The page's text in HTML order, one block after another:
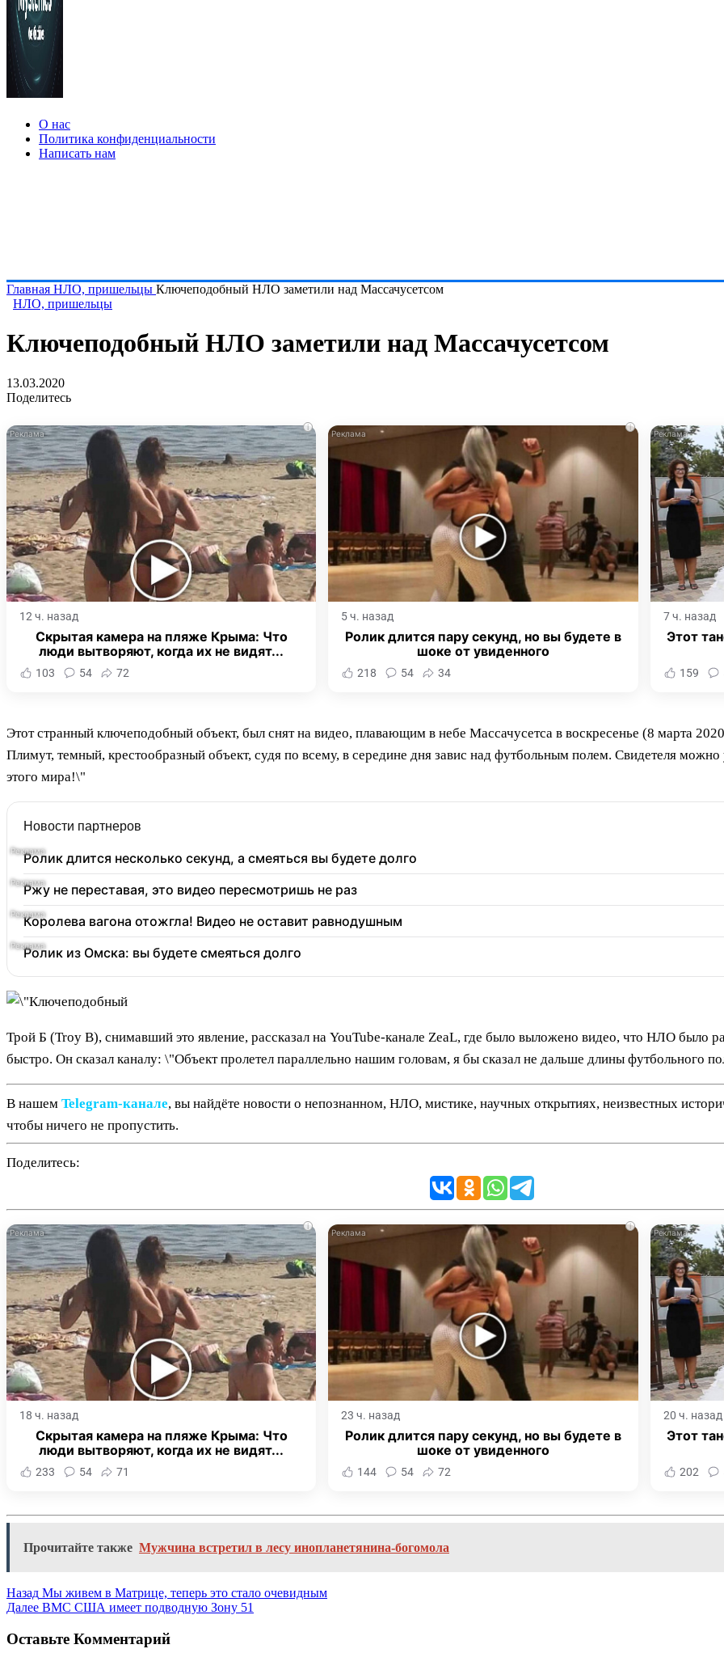
О нас
Политика конфиденциальности
Написать нам
Главная НЛО, пришельцы Ключеподобный НЛО заметили над Массачусетсом
НЛО, пришельцы
Ключеподобный НЛО заметили над Массачусетсом
13.03.2020
Поделитесь
i
12 ч. назад
Скрытая камера на пляже Крыма: Что
люди вытворяют, когда их не видят...
103 54 72
i
5 ч. назад
Ролик длится пару секунд, но вы будете в
шоке от увиденного
218 54 34
7 ч. назад
Этот
159
Этот странный ключеподобный объект, был снят на видео, плавающим в небе Массачусетса в воскресенье (8 марта
Плимут, темный, крестообразный объект, судя по всему, в середине дня завис над футбольным полем. Свидетеля
этого мира!\"
Новости партнеров
Ролик длится несколько секунд, а смеяться вы будете долго
Ржу не переставая, это видео пересмотришь не раз
Королева вагона отожгла! Видео не оставит равнодушным
Ролик из Омска: вы будете смеяться долго
Трой Б (Troy B), снимавший это явление, рассказал на YouTube-канале ZeaL, где было выложено видео, что НЛО было
быстро. Он сказал каналу: \"Объект пролетел параллельно нашим головам, я бы сказал не дальше длины футбольного
В нашем Telegram‑канале, вы найдёте новости о непознанном, НЛО, мистике, научных открытиях, неизвестных
чтобы ничего не пропустить.
Поделитесь:
i
18 ч. назад
Скрытая камера на пляже Крыма: Что
люди вытворяют, когда их не видят...
233 54 71
i
23 ч. назад
Ролик длится пару секунд, но вы будете в
шоке от увиденного
144 54 72
20 ч. назад
Этот
202
Прочитайте также Мужчина встретил в лесу инопланетянина-богомола
Назад Мы живем в Матрице, теперь это стало очевидным
Далее ВМС США имеет подводную Зону 51
Оставьте Комментарий